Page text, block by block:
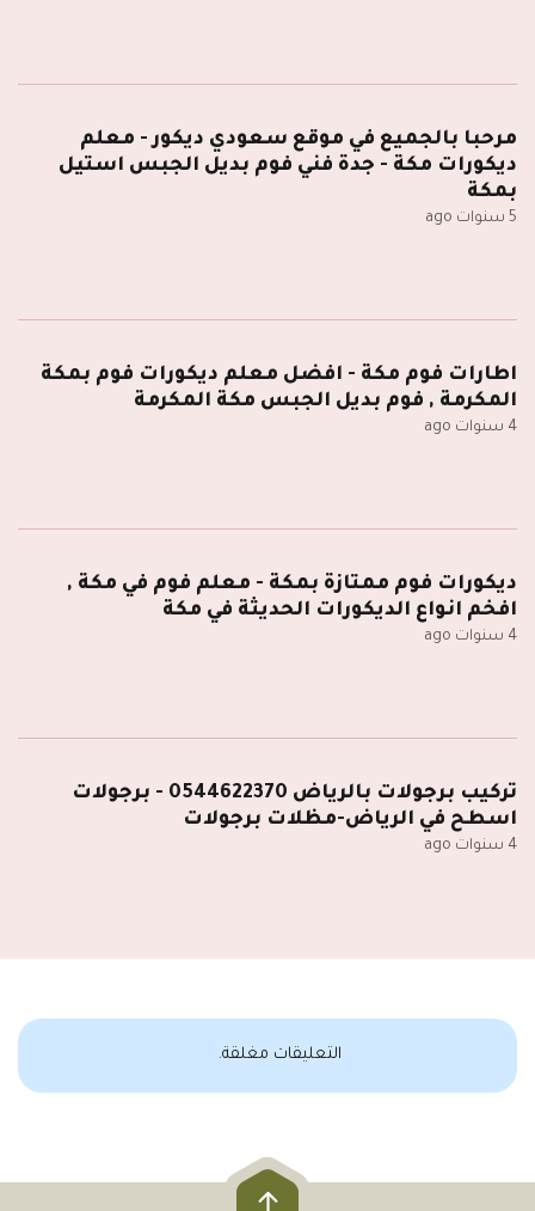
مرحبا بالجميع في موقع سعودي ديكور - معلم
ديكورات مكة - جدة فني فوم بديل الجبس استيل
بمكة
5 سنوات ago
اطارات فوم مكة - افضل معلم ديكورات فوم بمكة
المكرمة , فوم بديل الجبس مكة المكرمة
4 سنوات ago
ديكورات فوم ممتازة بمكة - معلم فوم في مكة ,
افخم انواع الديكورات الحديثة في مكة
4 سنوات ago
تركيب برجولات بالرياض 0544622370 - برجولات
اسطح في الرياض-مظلات برجولات
4 سنوات ago
التعليقات مغلقة.